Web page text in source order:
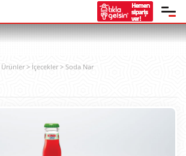
Ürünler > İçecekler > Soda Nar